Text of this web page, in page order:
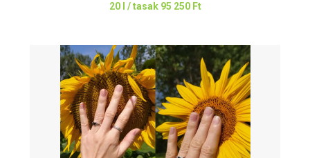
20 l / tasak 95 250 Ft